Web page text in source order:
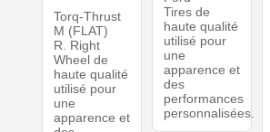
Torq-Thrust
M (FLAT)
R. Right
Wheel de
haute qualité
utilisé pour
une
apparence et
Tires de
haute qualité
utilisé pour
une
apparence et
des
performances
personnalisées.